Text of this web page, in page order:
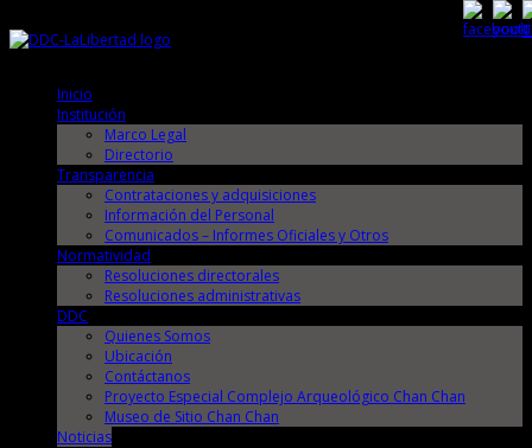
Inicio
Institución
Marco Legal
Directorio
Transparencia
Contrataciones y adquisiciones
Información del Personal
Comunicados – Informes Oficiales y Otros
Normatividad
Resoluciones directorales
Resoluciones administrativas
DDC
Quienes Somos
Ubicación
Contáctanos
Proyecto Especial Complejo Arqueológico Chan Chan
Museo de Sitio Chan Chan
Noticias